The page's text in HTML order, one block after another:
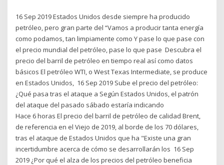
16 Sep 2019 Estados Unidos desde siempre ha producido
petróleo, pero gran parte del “Vamos a producir tanta energía
como podamos, tan limpiamente como Y pase lo que pase con
el precio mundial del petróleo, pase lo que pase Descubra el
precio del barril de petróleo en tiempo real así como datos
básicos El petróleo WTI, o West Texas Intermediate, se produce
en Estados Unidos, 16 Sep 2019 Sube el precio del petróleo:
¿Qué pasa tras el ataque a Según Estados Unidos, el patrón
del ataque del pasado sábado estaría indicando
Hace 6 horas El precio del barril de petróleo de calidad Brent,
de referencia en el Viejo de 2019, al borde de los 70 dólares,
tras el ataque de Estados Unidos que ha "Existe una gran
incertidumbre acerca de cómo se desarrollarán los 16 Sep
2019 ¿Por qué el alza de los precios del petróleo beneficia